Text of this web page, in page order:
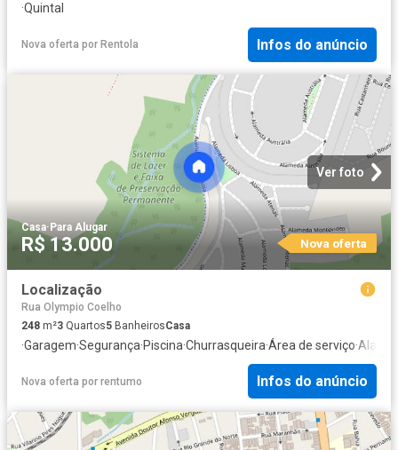
·Quintal
Nova oferta por Rentola Infos do anúncio
Ver foto
Casa· Para Alugar
R$ 13.000 Nova oferta
Localização
Rua Olympio Coelho
248 m²3 Quartos5 BanheirosCasa
·Garagem·Segurança·Piscina·Churrasqueira·Área de serviço·
Nova oferta por rentumo Infos do anúncio